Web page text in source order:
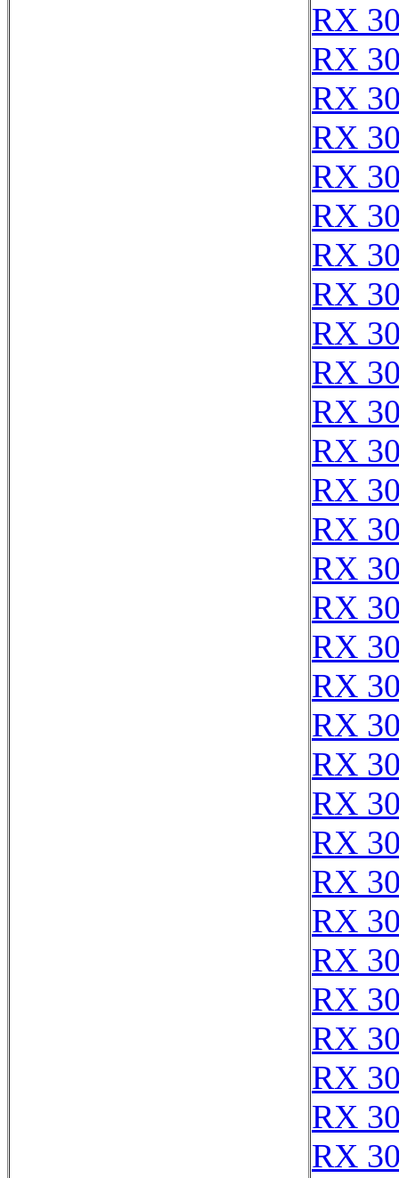
RX
RX
RX
RX
RX
RX
RX
RX
RX
RX
RX
RX
RX
RX
RX
RX
RX
RX
RX
RX
RX
RX
RX
RX
RX
RX
RX
RX
RX
RX